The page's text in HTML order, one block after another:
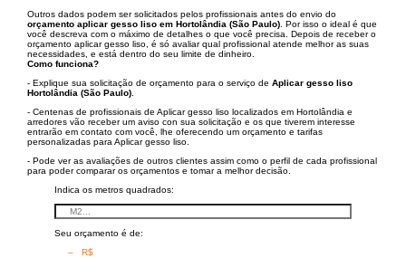
Outros dados podem ser solicitados pelos profissionais antes do envio do
orçamento aplicar gesso liso em Hortolândia (São Paulo) . Por isso o ideal é que
você descreva com o máximo de detalhes o que você precisa. Depois de receber o
orçamento aplicar gesso liso, é só avaliar qual profissional atende melhor as suas
necessidades, e está dentro do seu limite de dinheiro.
Como funciona?
- Explique sua solicitação de orçamento para o serviço de Aplicar gesso liso
Hortolândia (São Paulo)
- Centenas de profissionais de Aplicar gesso liso localizados em Hortolândia e
arredores vão receber um aviso con sua solicitação e os que tiverem interesse
entrarão em contato com você, lhe oferecendo um orçamento e tarifas
personalizadas para Aplicar gesso liso.
- Pode ver as avaliações de outros clientes assim como o perfil de cada profissional
para poder comparar os orçamentos e tomar a melhor decisão.
Indica os metros quadrados:
Seu orçamento é de:
– R$